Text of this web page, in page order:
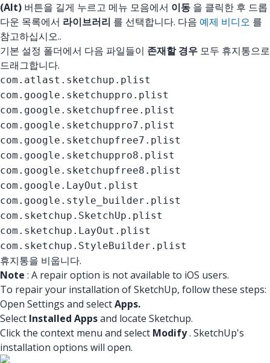
(Alt) 버튼을 길게 누르고 메뉴 모음에서 이동 을 클릭한 후 드롭
다운 목록에서 라이브러리 를 선택합니다. 다음 예제 비디오 를
참고하십시오..
기본 설정 폴더에서 다음 파일들이 존재할 경우 모두 휴지통으로
드래그합니다.
com.atlast.sketchup.plist
com.google.sketchuppro.plist
com.google.sketchupfree.plist
com.google.sketchuppro7.plist
com.google.sketchupfree7.plist
com.google.sketchuppro8.plist
com.google.sketchupfree8.plist
com.google.LayOut.plist
com.google.style_builder.plist
com.sketchup.SketchUp.plist
com.sketchup.LayOut.plist
com.sketchup.StyleBuilder.plist
휴지통을 비웁니다.
Note : A repair option is not available to iOS users.
To repair your installation of SketchUp, follow these steps:
Open Settings and selectApps.
Select Installed Appsand locate Sketchup.
Click the context menu and select Modify. SketchUp's
installation options will open.